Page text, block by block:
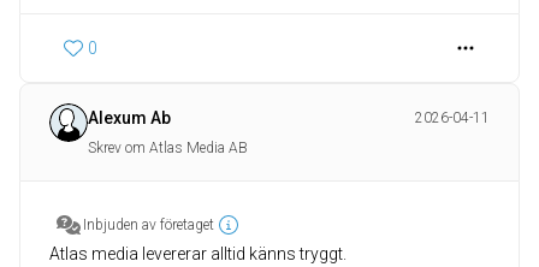
0
Alexum Ab
2026-04-11
Skrev om Atlas Media AB
Inbjuden av företaget